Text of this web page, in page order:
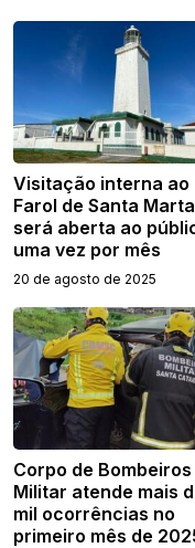
Visitação interna ao
Farol de Santa Marta
será aberta ao
uma vez por mês
20 de agosto de 2025
Corpo de Bombeiros
Militar atende mais
mil ocorrências no
primeiro mês de